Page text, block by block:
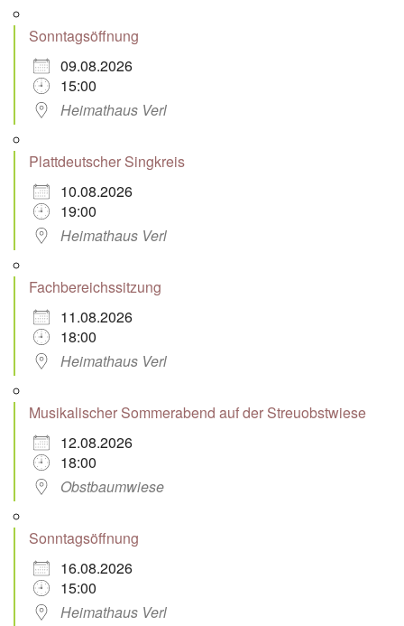
Sonntagsöffnung
09.08.2026
15:00
Heimathaus Verl
Plattdeutscher Singkreis
10.08.2026
19:00
Heimathaus Verl
Fachbereichssitzung
11.08.2026
18:00
Heimathaus Verl
Musikalischer Sommerabend auf der Streuobstwiese
12.08.2026
18:00
Obstbaumwiese
Sonntagsöffnung
16.08.2026
15:00
Heimathaus Verl